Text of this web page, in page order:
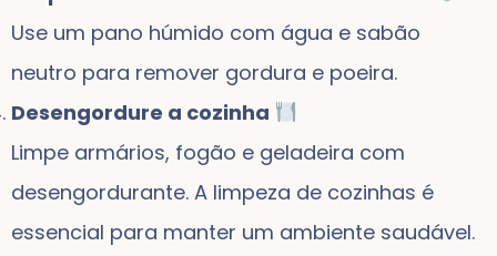
Use um pano húmido com água e sabão
neutro para remover gordura e poeira.
Desengordure a cozinha
Limpe armários, fogão e geladeira com
desengordurante. A limpeza de cozinhas é
essencial para manter um ambiente saudável.